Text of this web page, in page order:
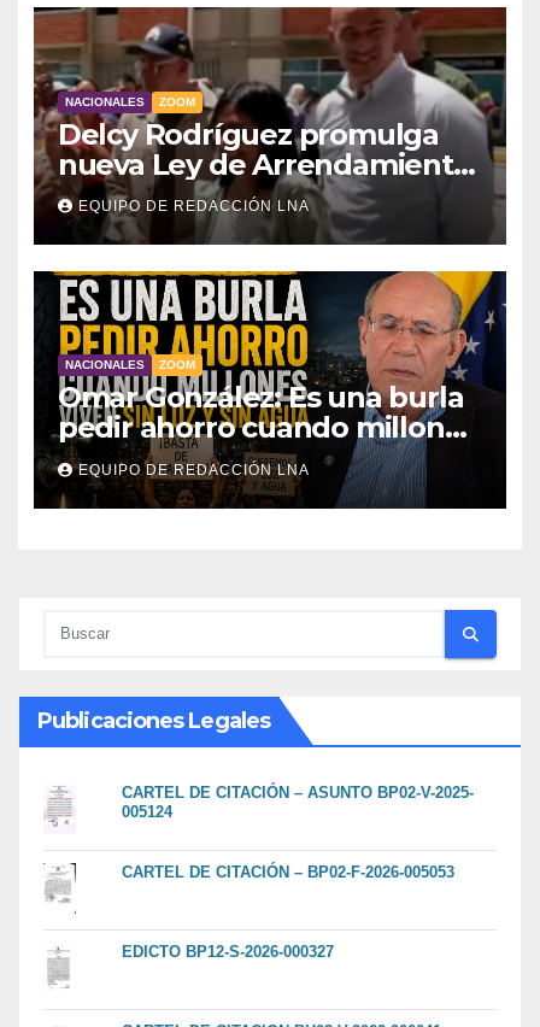
NACIONALES ZOOM
Delcy Rodríguez promulga
nueva Ley de Arrendamiento
para atender a familias
damnificadas
EQUIPO DE REDACCIÓN LNA
NACIONALES ZOOM
Omar González: Es una burla
pedir ahorro cuando millones
viven sin luz y sin agua
EQUIPO DE REDACCIÓN LNA
Publicaciones Legales
CARTEL DE CITACIÓN – ASUNTO BP02-V-2025-
005124
CARTEL DE CITACIÓN – BP02-F-2026-005053
EDICTO BP12-S-2026-000327